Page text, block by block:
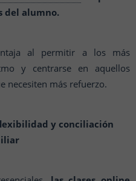
del alumno.
al permitir a los más
y centrarse en aquellos
necesiten más refuerzo.
y conciliación